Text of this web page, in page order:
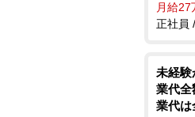
月給27
正社員
未経験
業代全
業代は